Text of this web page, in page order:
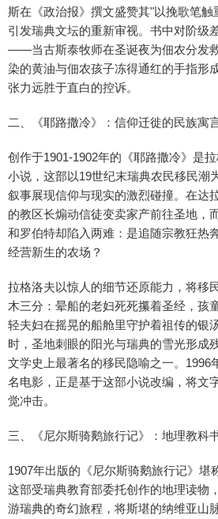
斯在《政治报》撰文盛赞其"以挽歌笔
引发瑞典文坛的重新审视。书中对阶级
——当古斯泰牧师在圣诞夜为佃农分发
染的黄油与佃农孩子冻得通红的手指形
张力远胜于直白的控诉。
二、《耶路撒冷》：信仰迁徙的民族寓
创作于1901-1902年的《耶路撒冷》是
小说，这部以19世纪末瑞典农民移民潮
叙事展现信仰与现实的激烈碰撞。在达
的教区长煽动信徒变卖家产前往圣地，
和罗伯特却陷入两难：是追随宗教狂热
经营新生的农场？
拉格洛夫以惊人的细节还原能力，将移
木三分：晕船的老妇死死攥着圣经，孩
轻夫妇在摇晃的船舱里守护着祖传的银
时，圣地刺眼的阳光与瑞典的雪光形成
文学史上最著名的移民隐喻之一。1996
名电影，正是基于这部小说改编，将文
觉冲击。
三、《尼尔斯骑鹅旅行记》：地理教科
1907年出版的《尼尔斯骑鹅旅行记》堪
这部受瑞典教育部委托创作的地理读物
游瑞典的奇幻旅程，将斯堪的纳维亚山